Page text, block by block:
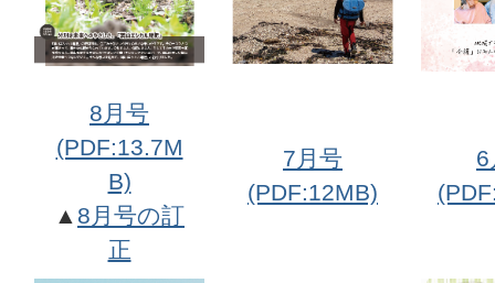
8月号
(PDF:13.7M
B)
▲ 8月号の訂
正
7月号
(PDF:12MB)
6